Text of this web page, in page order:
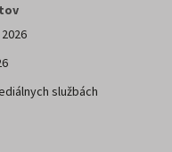
službách